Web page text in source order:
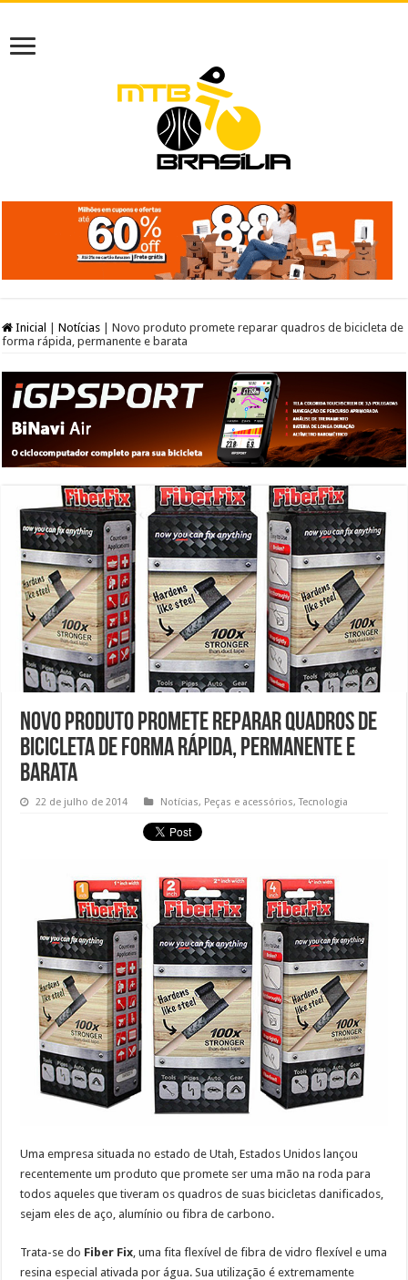
Inicial Notícias
Novo produto promete reparar quadros de bicicleta de
forma rápida, permanente e barata
Novo produto promete reparar quadros de
bicicleta de forma rápida, permanente e
barata
22 de julho de 2014 Notícias, Peças e acessórios,Tecnologia
Uma empresa situada no estado de Utah, Estados Unidos lançou
recentemente um produto que promete ser uma mão na roda para
todos aqueles que tiveram os quadros de suas bicicletas danificados,
sejam eles de aço, alumínio ou fibra de carbono.
Trata-se do Fiber Fix , uma fita flexível de fibra de vidro flexível e uma
resina especial ativada por água. Sua utilização é extremamente